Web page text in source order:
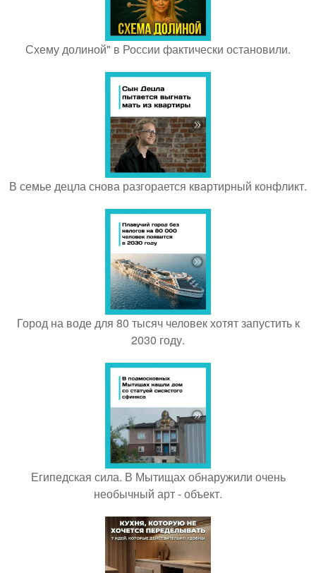
Схему долиной" в России фактически остановили.
В семье децла снова разгорается квартирный конфликт.
Город на воде для 80 тысяч человек хотят запустить к
2030 году.
Египедская сила. В Мытищах обнаружили очень
необычный арт - объект.